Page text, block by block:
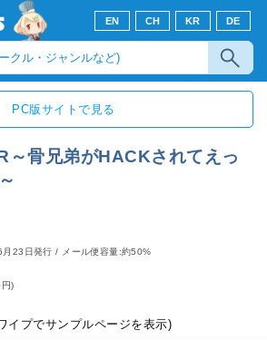
EN CH KR DE
PC版サイトで見る
骨兄弟がHACKされてえっ
23日発行 / メール便容量:約50%
)
イプでサンプルページを表示)